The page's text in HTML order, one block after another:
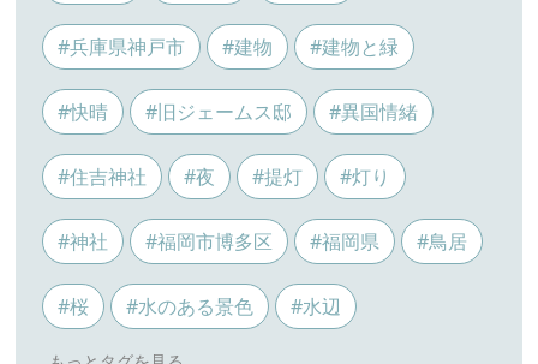
#兵庫県神戸市 #建物 #建物と緑
#快晴 #旧ジェームス邸 #異国情緒
#住吉神社 #夜 #提灯 #灯り
#神社 #福岡市博多区 #福岡県 #鳥居
#桜 #水のある景色 #水辺